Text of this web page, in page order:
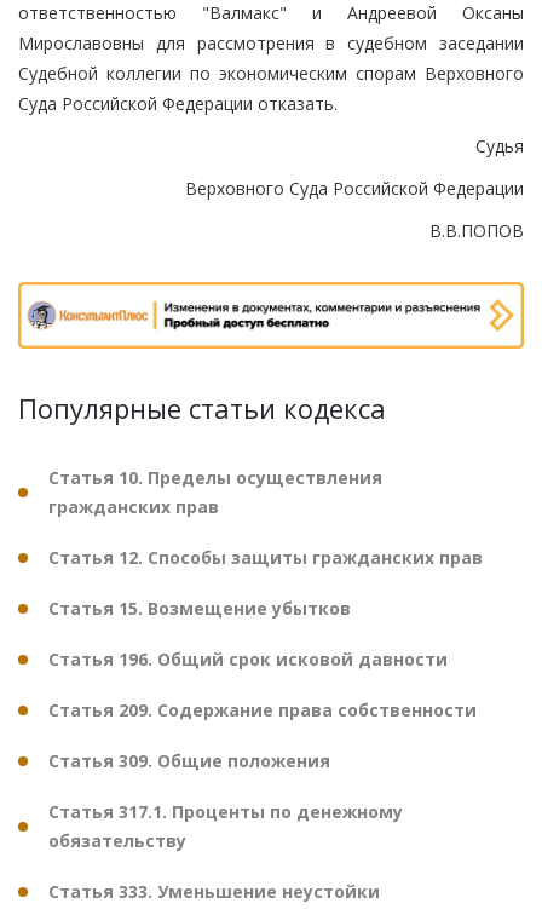
ответственностью "Валмакс" и Андреевой Оксаны
Мирославовны для рассмотрения в судебном заседании
Судебной коллегии по экономическим спорам Верховного
Суда Российской Федерации отказать.
Судья
Верховного Суда Российской Федерации
В.В.ПОПОВ
Популярные статьи кодекса
Статья 10. Пределы осуществления
гражданских прав
Статья 12. Способы защиты гражданских прав
Статья 15. Возмещение убытков
Статья 196. Общий срок исковой давности
Статья 209. Содержание права собственности
Статья 309. Общие положения
Статья 317.1. Проценты по денежному
обязательству
Статья 333. Уменьшение неустойки